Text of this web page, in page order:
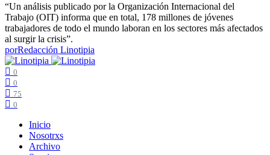
“Un análisis publicado por la Organización Internacional del
Trabajo (OIT) informa que en total, 178 millones de jóvenes
trabajadores de todo el mundo laboran en los sectores más afectados
al surgir la crisis”.
porRedacción Linotipia
0
0
75
0
Inicio
Nosotrxs
Archivo